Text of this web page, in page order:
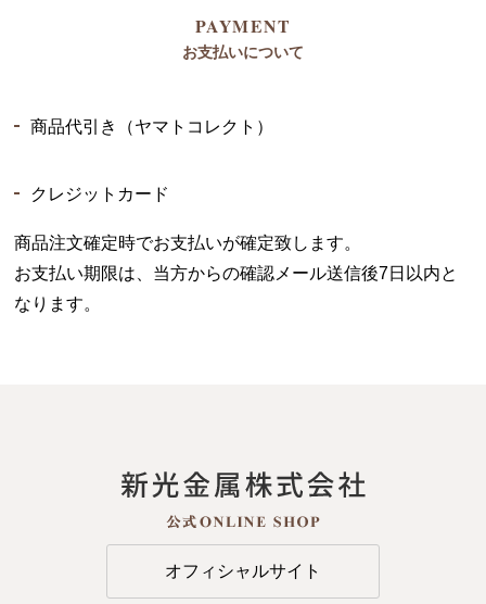
PAYMENT
お支払いについて
商品代引き（ヤマトコレクト）
クレジットカード
商品注文確定時でお支払いが確定致します。
お支払い期限は、当方からの確認メール送信後7日以内と
なります。
オフィシャルサイト